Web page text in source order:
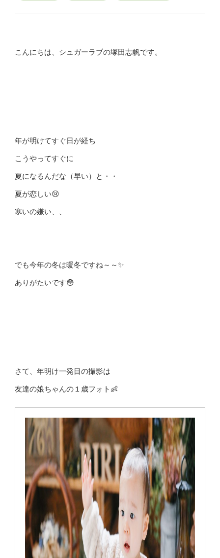
こんにちは、シュガーラブの塚田志帆です。
年が明けてすぐ日が経ち
こうやってすぐに
夏になるんだな（早い）と・・
夏が恋しい😢
寒いの嫌い、、
でも今年の冬は暖冬ですね～～✨
ありがたいです😳
さて、年明け一発目の撮影は
友達の娘ちゃんの１歳フォト👶